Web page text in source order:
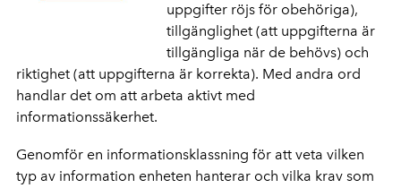
uppgifter röjs för obehöriga),
tillgänglighet (att uppgifterna är
tillgängliga när de behövs) och
riktighet (att uppgifterna är korrekta). Med andra ord
handlar det om att arbeta aktivt med
informationssäkerhet.
Genomför en informationsklassning för att veta vilken
typ av information enheten hanterar och vilka krav som